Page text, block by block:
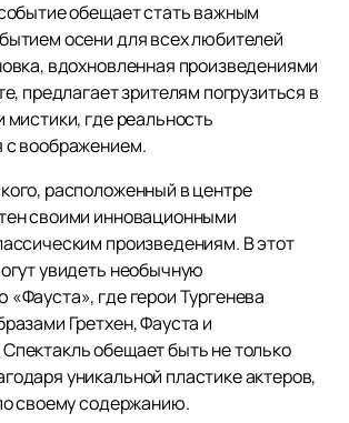
обещает стать важным
осени для всех любителей
вдохновленная произведениями
предлагает зрителям погрузиться в
мистики, где реальность
с воображением.
расположенный в центре
своими инновационными
произведениям. В этот
увидеть необычную
«Фауста», где герои Тургенева
Гретхен, Фауста и
обещает быть не только
уникальной пластике актеров,
своему содержанию.